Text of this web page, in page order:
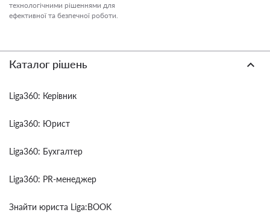
технологічними рішеннями для
ефективної та безпечної роботи.
Каталог рішень
Liga360: Керівник
Liga360: Юрист
Liga360: Бухгалтер
Liga360: PR-менеджер
Знайти юриста Liga:BOOK